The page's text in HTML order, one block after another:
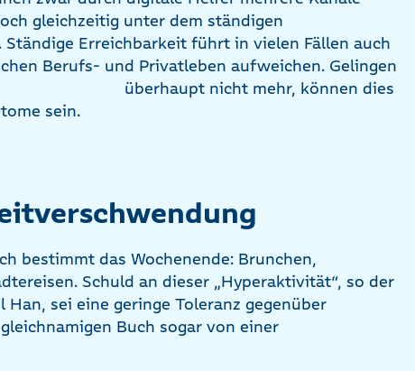
gleichzeitig unter dem ständigen
. Ständige Erreichbarkeit führt in vielen Fällen auch
Berufs- und Privatleben aufweichen. Gelingen
überhaupt nicht mehr, können dies
sein.
bestimmt das Wochenende: Brunchen,
Schuld an dieser „Hyperaktivität“, so der
sei eine geringe Toleranz gegenüber
Buch sogar von einer